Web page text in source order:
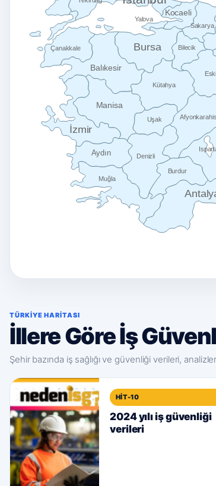
Aydın
Balıkesir
Bilecik
Burdur
Bursa
Denizli
İzmir
Kocaeli
Kütahya
Manisa
Muğla
Sakarya
Uşak
Yalova
Çanakkale
TÜRKIYE HARITASI
İllere Göre İş
Şehir bazında iş sağlığı ve güvenliği verileri,
HIT-10
2024 yılı iş güvenliği
verileri